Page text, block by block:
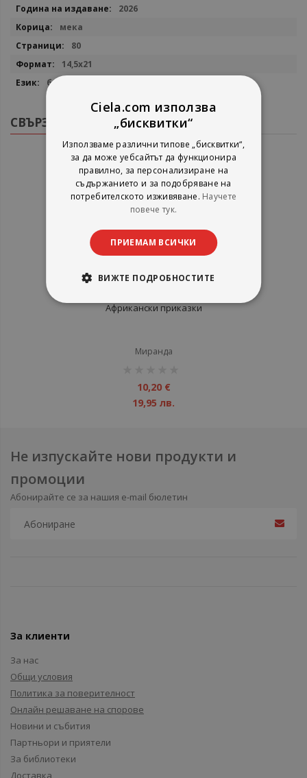
2026
мека
80
14,5х21
български
СВЪРЗАНИ ПРОДУКТИ
Африкански приказки
Миранда
10,20 €
19,95 лв.
Не изпускайте нови продукти и
промоции
Абонирайте се за нашия e-mail бюлетин
За клиенти
За нас
Общи условия
Политика за поверителност
Онлайн решаване на спорове
Новини и събития
Партньори и приятели
За библиотеки
Доставка
Ciela.com използва
„бисквитки“
Използваме различни типове „бисквитки“,
за да може уебсайтът да функционира
правилно, за персонализиране на
съдържанието и за подобряване на
потребителското изживяване. Научете
повече тук.
ПРИЕМАМ ВСИЧКИ
ВИЖТЕ ПОДРОБНОСТИТЕ